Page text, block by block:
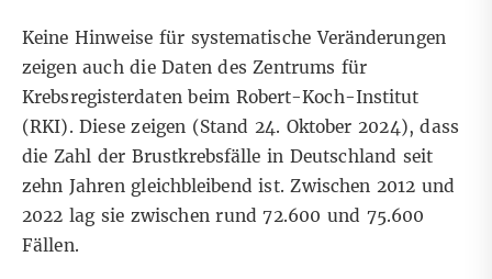
Keine Hinweise für systematische Veränderungen
zeigen auch die Daten des Zentrums für
Krebsregisterdatenbeim Robert-Koch-Institut
(RKI). Diese zeigen (Stand 24. Oktober 2024), dass
die Zahl der Brustkrebsfälle in Deutschland seit
zehn Jahren gleichbleibend ist. Zwischen 2012 und
2022 lag sie zwischen rund 72.600 und 75.600
Fällen.